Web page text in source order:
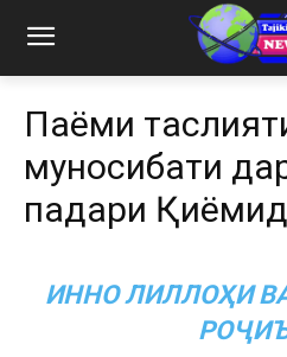
Паёми
муносибати
падари
ИННО ЛИЛЛОҲИ